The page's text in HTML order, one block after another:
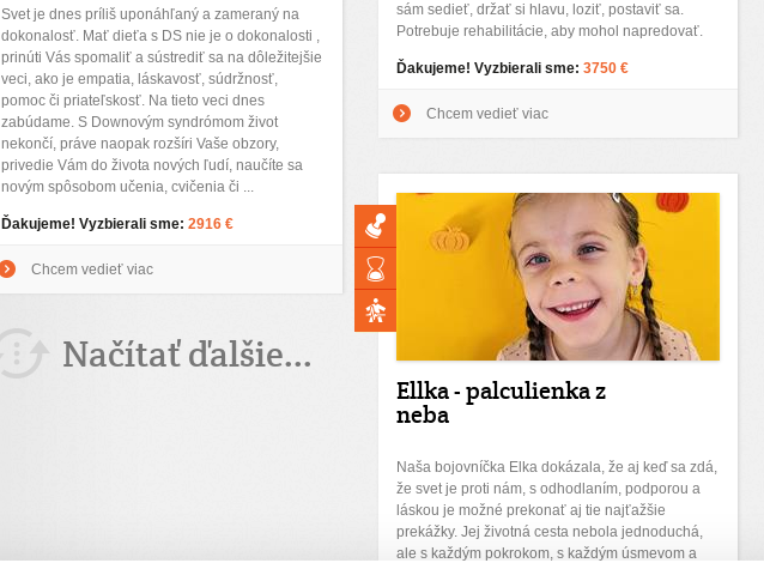
sám sedieť, držať si hlavu, loziť, postaviť sa.
Potrebuje rehabilitácie, aby mohol napredovať.
Ďakujeme! Vyzbierali sme: 3750 €
Chcem vedieť viac
Svet je dnes príliš uponáhľaný a zameraný na
dokonalosť. Mať dieťa s DS nie je o dokonalosti ,
prinúti Vás spomaliť a sústrediť sa na dôležitejšie
veci, ako je empatia, láskavosť, súdržnosť,
pomoc či priateľskosť. Na tieto veci dnes
zabúdame. S Downovým syndrómom život
nekončí, práve naopak rozšíri Vaše obzory,
privedie Vám do života nových ľudí, naučíte sa
novým spôsobom učenia, cvičenia či ...
Ďakujeme! Vyzbierali sme: 2916 €
Chcem vedieť viac
Ellka - palculienka z
neba
Naša bojovníčka Elka dokázala, že aj keď sa zdá,
že svet je proti nám, s odhodlaním, podporou a
láskou je možné prekonať aj tie najťažšie
prekážky. Jej životná cesta nebola jednoduchá,
ale s každým pokrokom, s každým úsmevom a
Načítať ďalšie...